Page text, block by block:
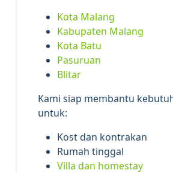
Kota Malang
Kabupaten Malang
Kota Batu
Pasuruan
Blitar
Kami siap membantu
untuk:
Kost dan kontrakan
Rumah tinggal
Villa dan homestay